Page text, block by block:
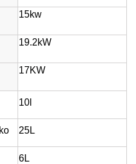
15kw
19.2kW
17KW
10l
25L
6L